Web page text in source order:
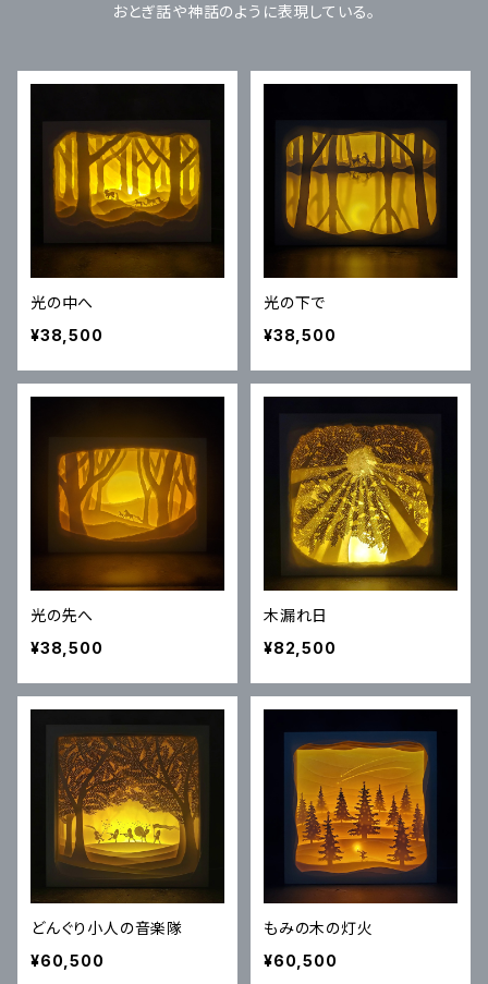
おとぎ話や神話のように表現している。
光の中へ
¥38,500
光の下で
¥38,500
光の先へ
¥38,500
木漏れ日
¥82,500
どんぐり小人の音楽隊
¥60,500
もみの木の灯火
¥60,500